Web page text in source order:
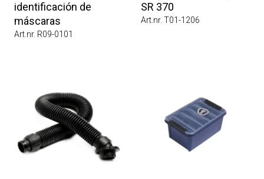
identificación de
máscaras
Art.nr. R09-0101
SR 370
Art.nr. T01-1206